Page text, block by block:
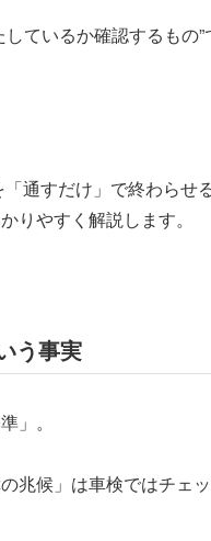
ているか確認するもの”
「通すだけ」で終わらせ
りやすく解説します。
う事実
」。
兆候」は車検ではチェ